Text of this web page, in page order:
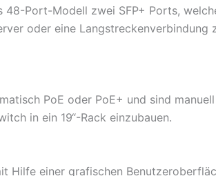
48-Port-Modell zwei SFP+ Ports,
oder eine Langstreckenverbindung
PoE oder PoE+ und sind
in ein 19“-Rack einzubauen.
Hilfe einer grafischen